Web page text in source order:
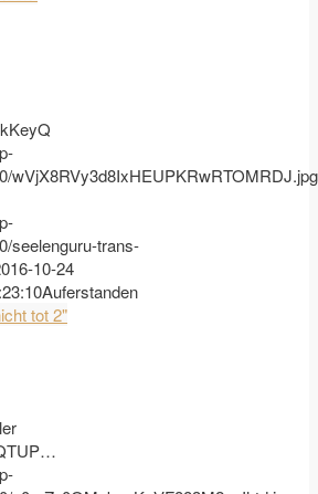
wVjX8RVy3d8IxHEUPKRwRTOMRDJ.jpg
seelenguru-trans-
10-24
Auferstanden